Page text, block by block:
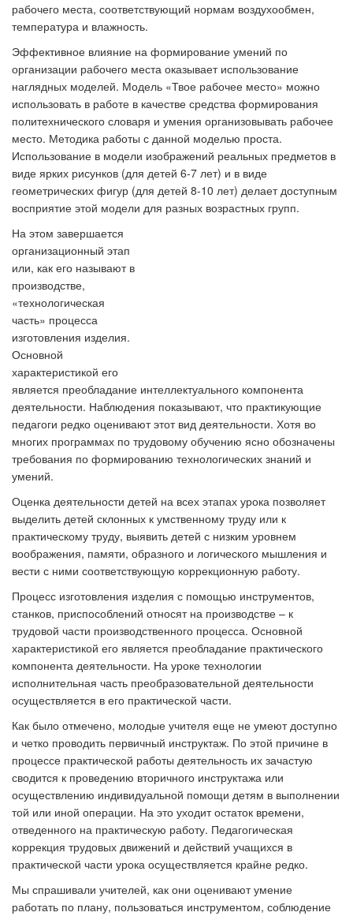
рабочего места, соответствующий нормам воздухообмен,
температура и влажность.
Эффективное влияние на формирование умений по
организации рабочего места оказывает использование
наглядных моделей. Модель «Твое рабочее место» можно
использовать в работе в качестве средства формирования
политехнического словаря и умения организовывать рабочее
место. Методика работы с данной моделью проста.
Использование в модели изображений реальных предметов в
виде ярких рисунков (для детей 6-7 лет) и в виде
геометрических фигур (для детей 8-10 лет) делает доступным
восприятие этой модели для разных возрастных групп.
На этом завершается
организационный этап
или, как его называют в
производстве,
«технологическая
часть» процесса
изготовления изделия.
Основной
характеристикой его
является преобладание интеллектуального компонента
деятельности. Наблюдения показывают, что практикующие
педагоги редко оценивают этот вид деятельности. Хотя во
многих программах по трудовому обучению ясно обозначены
требования по формированию технологических знаний и
умений.
Оценка деятельности детей на всех этапах урока позволяет
выделить детей склонных к умственному труду или к
практическому труду, выявить детей с низким уровнем
воображения, памяти, образного и логического мышления и
вести с ними соответствующую коррекционную работу.
Процесс изготовления изделия с помощью инструментов,
станков, приспособлений относят на производстве – к
трудовой части производственного процесса. Основной
характеристикой его является преобладание практического
компонента деятельности. На уроке технологии
исполнительная часть преобразовательной деятельности
осуществляется в его практической части.
Как было отмечено, молодые учителя еще не умеют доступно
и четко проводить первичный инструктаж. По этой причине в
процессе практической работы деятельность их зачастую
сводится к проведению вторичного инструктажа или
осуществлению индивидуальной помощи детям в выполнении
той или иной операции. На это уходит остаток времени,
отведенного на практическую работу. Педагогическая
коррекция трудовых движений и действий учащихся в
практической части урока осуществляется крайне редко.
Мы спрашивали учителей, как они оценивают умение
работать по плану, пользоваться инструментом, соблюдение